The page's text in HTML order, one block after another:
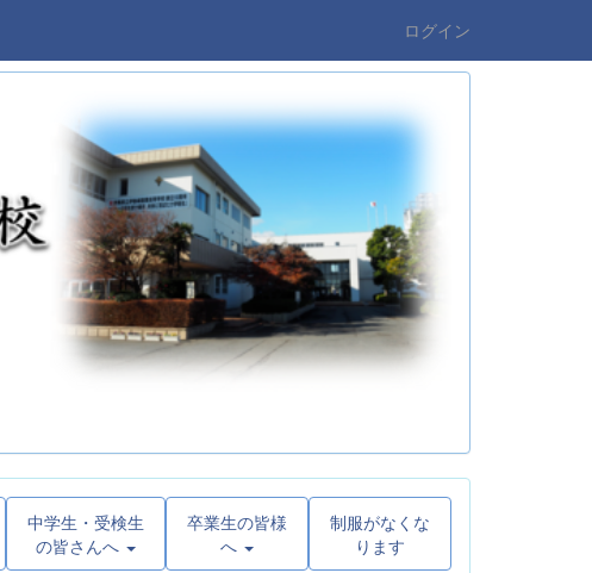
ログイン
中学生・受検生
の皆さんへ
卒業生の皆様
へ
制服がなくな
ります